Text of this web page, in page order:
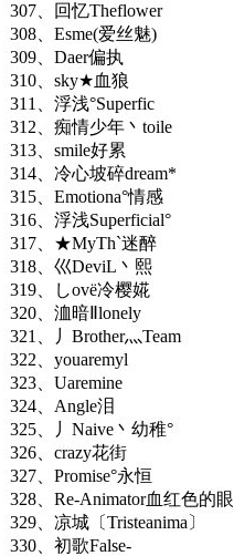
307、回忆Theflower
308、Esme(爱丝魅)
309、Daer偏执
310、sky★血狼
311、浮浅°Superfic
312、痴情少年丶toile
313、smile好累
314、冷心坡碎dream*
315、Emotiona°情感
316、浮浅Superficial°
317、★MyThˋ迷醉
318、巛DeviL丶熙
319、しovё冷樱婲
320、洫暗Ⅱlonely
321、丿Brother灬Team
322、youaremyl
323、Uaremine
324、Angle泪
325、丿Naive丶幼稚°
326、crazy花街
327、Promise°永恒
328、Re-Animator血红色的眼
329、凉城〔Tristeanima〕
330、初歌False-